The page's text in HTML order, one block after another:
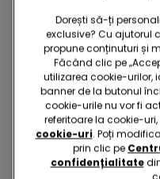
Dorești să-ți
exclusive? Cu ajutorul
propune conținuturi și
Făcând clic pe
utilizarea cookie-urilor,
banner de la butonul
cookie-urile nu vor fi
referitoare la cookie-
cookie-uri. Poți
prin clic pe
confidențialitate